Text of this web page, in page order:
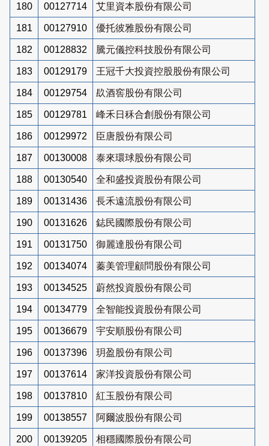
180 00127714 艾里資本股份有限公司
181 00127910 優托彼雅股份有限公司
182 00128832 騰元儀控科技股份有限公司
183 00129179 王冠千大投資控股股份有限公司
184 00129754 镹酒窖股份有限公司
185 00129781 峰禾日秝合創股份有限公司
186 00129972 臣唐股份有限公司
187 00130008 泰來環球股份有限公司
188 00130540 全和盛投資股份有限公司
189 00131436 長禾遠流股份有限公司
190 00131626 鋕民國際股份有限公司
191 00131750 御麗達股份有限公司
192 00134074 蓁美管理顧問股份有限公司
193 00134525 蔚然投資股份有限公司
194 00134779 全智能投資股份有限公司
195 00136679 宇安順股份有限公司
196 00137396 玥盈股份有限公司
197 00137614 家洋投資股份有限公司
198 00137810 紅玉股份有限公司
199 00138557 阿爾波股份有限公司
200 00139205
相穩國際股份有限公司